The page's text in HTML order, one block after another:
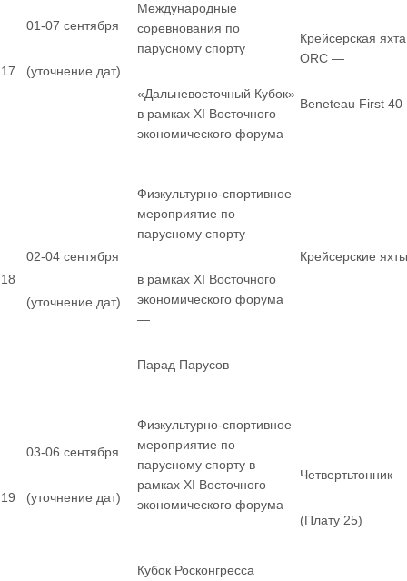
17
01-07 сентября
(уточнение дат)
Международные
соревнования по
парусному спорту
«Дальневосточный Кубок»
в рамках XI Восточного
экономического форума
Крейсерская яхта
ORC —
Beneteau First 40
18
02-04 сентября
(уточнение дат)
Физкультурно-спортивное
мероприятие по
парусному спорту
в рамках XI Восточного
экономического форума
—
Парад Парусов
Крейсерские яхты
19
03-06 сентября
(уточнение дат)
Физкультурно-спортивное
мероприятие по
парусному спорту в
рамках XI Восточного
экономического форума
—
Кубок Росконгресса
Четвертьтонник
(Плату 25)